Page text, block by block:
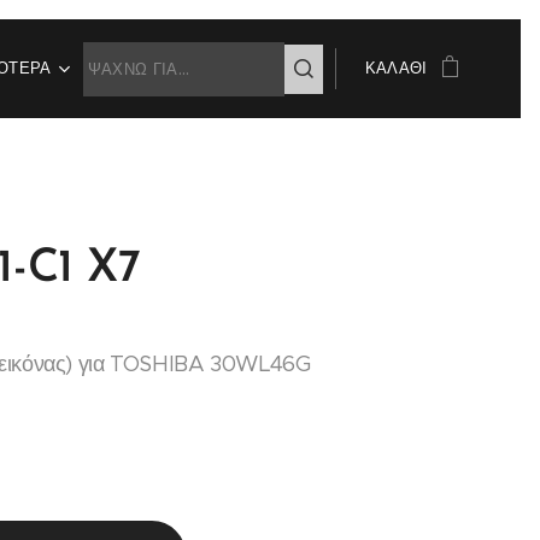
ΚΑΛΆΘΙ
C1 X7
για TOSHIBA 30WL46G